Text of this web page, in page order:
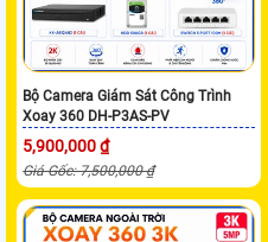
Bộ Camera Giám Sát Công Trình
Xoay 360 DH-P3AS-PV
5,900,000 ₫
Giá Gốc: 7,500,000 ₫